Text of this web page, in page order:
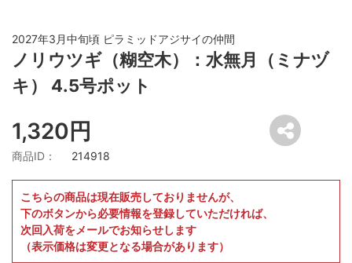
2027年3月中旬頃 ピラミッドアジサイの仲間
ノリウツギ（糊空木）：水無月（ミナヅ
キ） 4.5号ポット
1,320円
商品ID： 214918
こちらの商品は現在販売しておりませんが、
下のボタンから必要情報を登録していただければ、
次回入荷をメールでお知らせします
（表示価格は変更となる場合があります）